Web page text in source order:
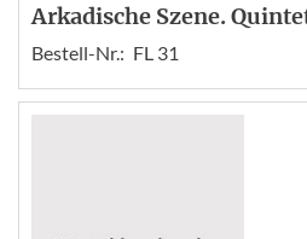
Arkadische Szene.
Bestell-Nr.: FL 31